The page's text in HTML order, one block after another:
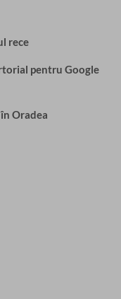
rece
pentru Google
Oradea